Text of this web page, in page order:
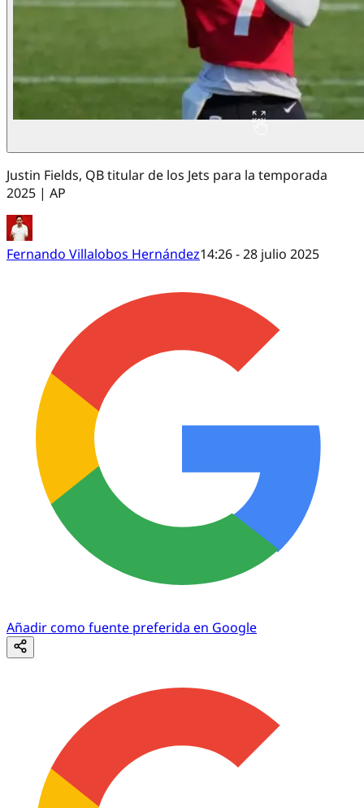
Justin Fields, QB titular de los Jets para la temporada
2025 | AP
Fernando Villalobos Hernández14:26 - 28 julio 2025
Añadir como fuente preferida en Google